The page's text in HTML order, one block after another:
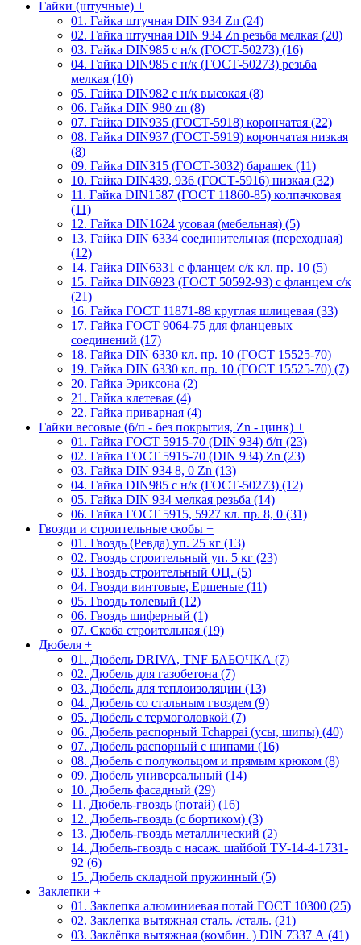
Гайки (штучные) +
01. Гайка штучная DIN 934 Zn (24)
02. Гайка штучная DIN 934 Zn резьба мелкая (20)
03. Гайка DIN985 с н/к (ГОСТ-50273) (16)
04. Гайка DIN985 с н/к (ГОСТ-50273) резьба
мелкая (10)
05. Гайка DIN982 с н/к высокая (8)
06. Гайка DIN 980 zn (8)
07. Гайка DIN935 (ГОСТ-5918) корончатая (22)
08. Гайка DIN937 (ГОСТ-5919) корончатая низкая
(8)
09. Гайка DIN315 (ГОСТ-3032) барашек (11)
10. Гайка DIN439, 936 (ГОСТ-5916) низкая (32)
11. Гайка DIN1587 (ГОСТ 11860-85) колпачковая
(11)
12. Гайка DIN1624 усовая (мебельная) (5)
13. Гайка DIN 6334 соединительная (переходная)
(12)
14. Гайка DIN6331 с фланцем с/к кл. пр. 10 (5)
15. Гайка DIN6923 (ГОСТ 50592-93) с фланцем с/к
(21)
16. Гайка ГОСТ 11871-88 круглая шлицевая (33)
17. Гайка ГОСТ 9064-75 для фланцевых
соединений (17)
18. Гайка DIN 6330 кл. пр. 10 (ГОСТ 15525-70)
19. Гайка DIN 6330 кл. пр. 10 (ГОСТ 15525-70) (7)
20. Гайка Эриксона (2)
21. Гайка клетевая (4)
22. Гайка приварная (4)
Гайки весовые (б/п - без покрытия, Zn - цинк) +
01. Гайка ГОСТ 5915-70 (DIN 934) б/п (23)
02. Гайка ГОСТ 5915-70 (DIN 934) Zn (23)
03. Гайка DIN 934 8, 0 Zn (13)
04. Гайка DIN985 с н/к (ГОСТ-50273) (12)
05. Гайка DIN 934 мелкая резьба (14)
06. Гайка ГОСТ 5915, 5927 кл. пр. 8, 0 (31)
Гвозди и строительные скобы +
01. Гвоздь (Ревда) уп. 25 кг (13)
02. Гвоздь строительный уп. 5 кг (23)
03. Гвоздь строительный ОЦ. (5)
04. Гвозди винтовые, Ершеные (11)
05. Гвоздь толевый (12)
06. Гвоздь шиферный (1)
07. Скоба строительная (19)
Дюбеля +
01. Дюбель DRIVA, TNF БАБОЧКА (7)
02. Дюбель для газобетона (7)
03. Дюбель для теплоизоляции (13)
04. Дюбель со стальным гвоздем (9)
05. Дюбель с термоголовкой (7)
06. Дюбель распорный Tchappai (усы, шипы) (40)
07. Дюбель распорный с шипами (16)
08. Дюбель с полукольцом и прямым крюком (8)
09. Дюбель универсальный (14)
10. Дюбель фасадный (29)
11. Дюбель-гвоздь (потай) (16)
12. Дюбель-гвоздь (с бортиком) (3)
13. Дюбель-гвоздь металлический (2)
14. Дюбель-гвоздь с насаж. шайбой ТУ-14-4-1731-
92 (6)
15. Дюбель складной пружинный (5)
Заклепки +
01. Заклепка алюминиевая потай ГОСТ 10300 (25)
02. Заклепка вытяжная сталь. /сталь. (21)
03. Заклёпка вытяжная (комбин. ) DIN 7337 А (41)